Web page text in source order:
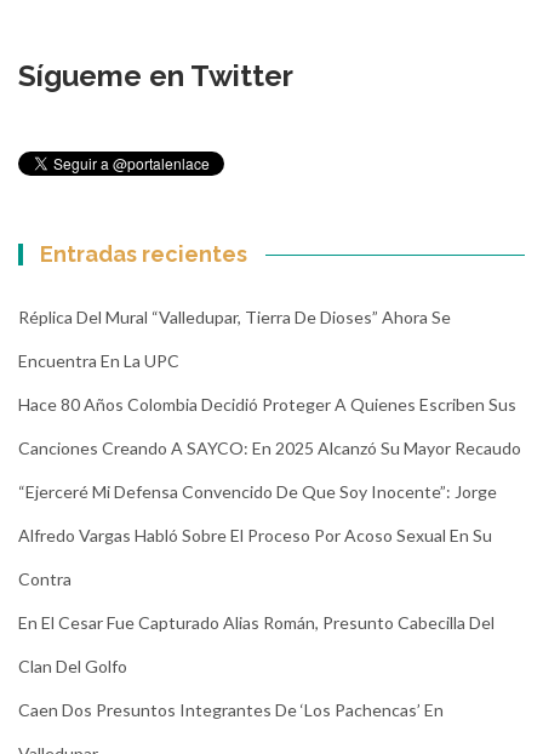
Sígueme en Twitter
Entradas recientes
Réplica Del Mural “Valledupar, Tierra De Dioses” Ahora Se
Encuentra En La UPC
Hace 80 Años Colombia Decidió Proteger A Quienes Escriben Sus
Canciones Creando A SAYCO: En 2025 Alcanzó Su Mayor Recaudo
“Ejerceré Mi Defensa Convencido De Que Soy Inocente”: Jorge
Alfredo Vargas Habló Sobre El Proceso Por Acoso Sexual En Su
Contra
En El Cesar Fue Capturado Alias Román, Presunto Cabecilla Del
Clan Del Golfo
Caen Dos Presuntos Integrantes De ‘Los Pachencas’ En